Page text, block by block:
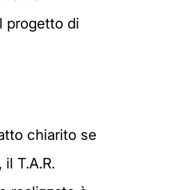
progetto di
chiarito se
T.A.R.